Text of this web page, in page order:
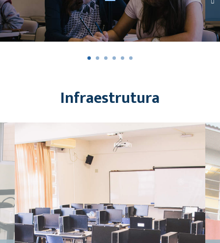
Infraestrutura